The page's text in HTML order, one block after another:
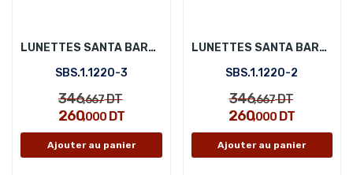
LUNETTES SANTA BARBARA POLO SBS.1.1220-3
SBS.1.1220-3
346,667DT
260,000DT
Ajouter au panier
LUNETTES SANTA BARBARA POLO SBS.1.1220-2
SBS.1.1220-2
346,667DT
260,000 DT
Ajouter au panier